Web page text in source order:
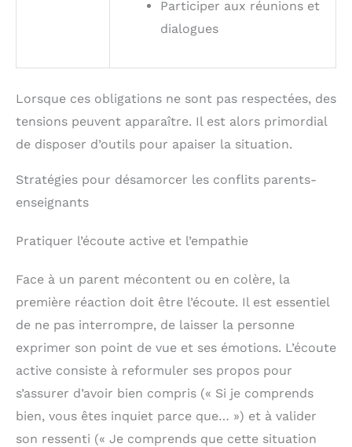
Participer aux réunions et
dialogues
Lorsque ces obligations ne sont pas respectées, des
tensions peuvent apparaître. Il est alors primordial
de disposer d’outils pour apaiser la situation.
Stratégies pour désamorcer les conflits parents-
enseignants
Pratiquer l’écoute active et l’empathie
Face à un parent mécontent ou en colère, la
première réaction doit être l’écoute. Il est essentiel
de ne pas interrompre, de laisser la personne
exprimer son point de vue et ses émotions. L’écoute
active consiste à reformuler ses propos pour
s’assurer d’avoir bien compris (« Si je comprends
bien, vous êtes inquiet parce que… ») et à valider
son ressenti (« Je comprends que cette situation